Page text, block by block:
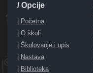
/ Opcije
| Početna
| O školi
| Školovanje i upis
| Nastava
| Biblioteka